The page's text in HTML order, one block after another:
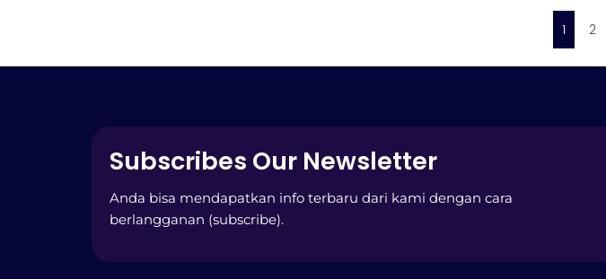
1 2
Subscribes Our Newsletter
Anda bisa mendapatkan info terbaru dari kami dengan cara
berlangganan (subscribe).